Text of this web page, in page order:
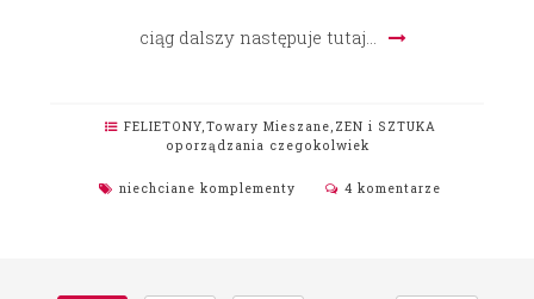
ciąg dalszy następuje tutaj…
FELIETONY, Towary Mieszane ZEN i SZTUKA
oporządzania czegokolwiek
niechciane komplementy 4 komentarze